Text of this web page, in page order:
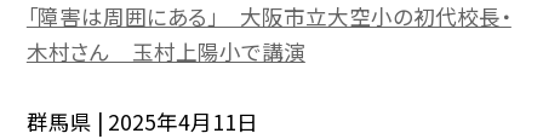
「障害は周囲にある」 大阪市立大空小の初代校長・
木村さん 玉村上陽小で講演
群馬県 | 2025年4月11日